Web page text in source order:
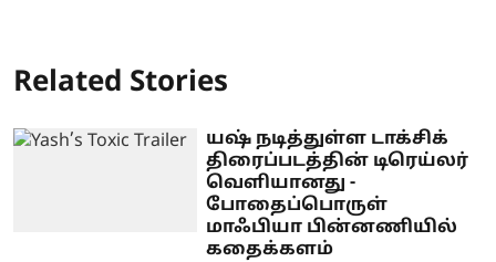
Related Stories
யஷ் நடித்துள்ள டாக்சிக்
திரைப்படத்தின் டிரெய்லர்
வெளியானது -
போதைப்பொருள்
மாஃபியா பின்னணியில்
கதைக்களம்